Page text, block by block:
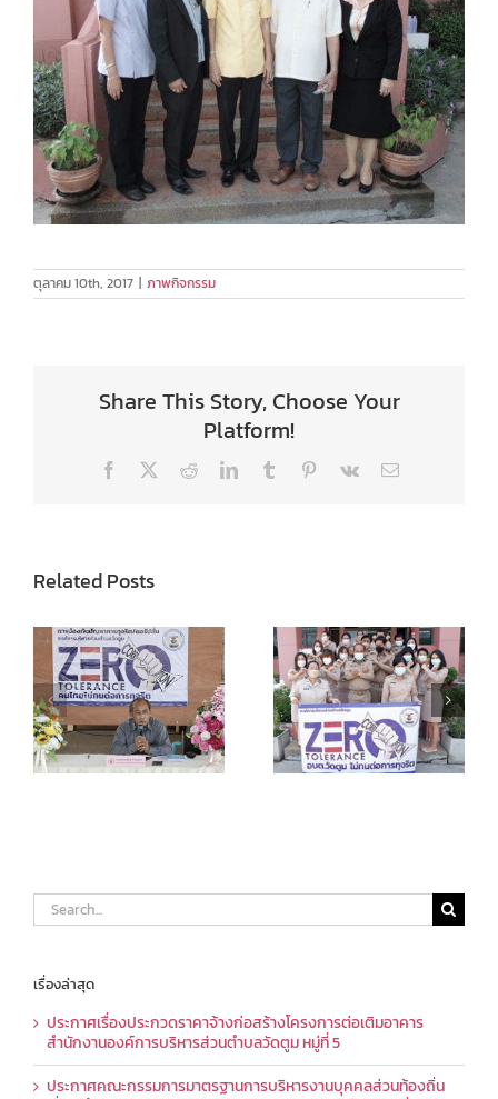
ตุลาคม 10th, 2017 | ภาพกิจกรรม
Share This Story, Choose Your
Platform!
Facebook RedditLinkedInTumblr Pinterest
Vk Email
Related Posts
Search
for:
เรื่องล่าสุด
ประกาศเรื่องประกวดราคาจ้างก่อสร้างโครงการต่อเติมอาคาร
สำนักงานองค์การบริหารส่วนตำบลวัดตูม หมู่ที่ 5
ประกาศคณะกรรมการมาตรฐานการบริหารงานบุคคลส่วนท้องถิ่น